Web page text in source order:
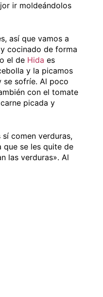
ir moldeándolos
así que vamos a
cocinado de forma
el de Hida es
y la picamos
se sofríe. Al poco
con el tomate
picada y
comen verduras,
que se les quite de
las verduras». Al